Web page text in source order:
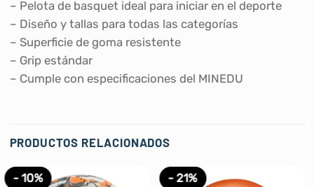
– Pelota de basquet ideal para iniciar en el deporte
– Diseño y tallas para todas las categorías
– Superficie de goma resistente
– Grip estándar
– Cumple con especificaciones del MINEDU
PRODUCTOS RELACIONADOS
- 10% - 21%